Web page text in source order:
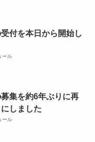
付を本日から開始し
ール
集を約6年ぶりに再
しました
ール